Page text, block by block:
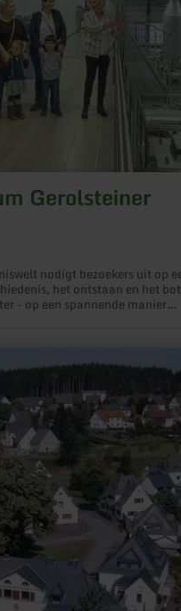
Gerolsteiner
nodigt bezoekers uit op
het ontstaan en het
- op een spannende manier
wordt gemaakt van